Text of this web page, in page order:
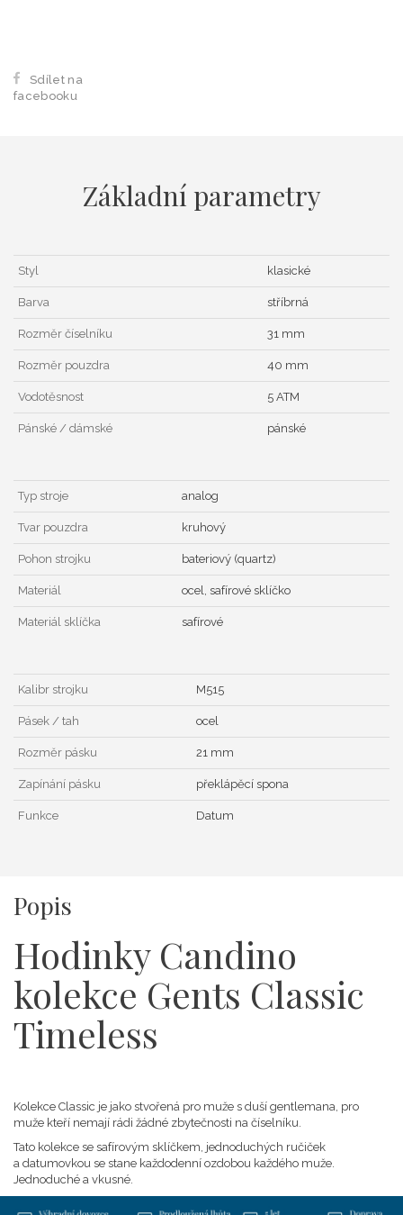
Sdílet na
facebooku
Základní parametry
Styl klasické
Barva stříbrná
Rozměr číselníku 31 mm
Rozměr pouzdra 40 mm
Vodotěsnost 5 ATM
Pánské / dámské pánské
Typ stroje analog
Tvar pouzdra kruhový
Pohon strojku bateriový (quartz)
Materiál ocel, safírové sklíčko
Materiál sklíčka safírové
Kalibr strojku M515
Pásek / tah ocel
Rozměr pásku 21 mm
Zapínání pásku překlápěcí spona
Funkce Datum
Popis
Hodinky Candino
kolekce Gents Classic
Timeless
Kolekce Classic je jako stvořená pro muže s duší gentlemana, pro
muže kteří nemají rádi žádné zbytečnosti na číselníku.
Tato kolekce se safírovým sklíčkem, jednoduchých ručiček
a datumovkou se stane každodenní ozdobou každého muže.
Jednoduché a vkusné.